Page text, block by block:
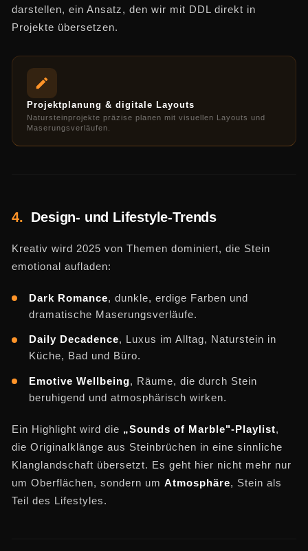
darstellen, ein Ansatz, den wir mit DDL direkt in
Projekte übersetzen.
Projektplanung & digitale Layouts
Natursteinprojekte präzise planen mit visuellen Layouts und
Maserungsverläufen.
4. Design- und Lifestyle-Trends
Kreativ wird 2025 von Themen dominiert, die Stein
emotional aufladen:
Dark Romance, dunkle, erdige Farben und
dramatische Maserungsverläufe.
Daily Decadence, Luxus im Alltag, Naturstein in
Küche, Bad und Büro.
Emotive Wellbeing, Räume, die durch Stein
beruhigend und atmosphärisch wirken.
Ein Highlight wird die „Sounds of Marble"-Playlist,
die Originalklänge aus Steinbrüchen in eine sinnliche
Klanglandschaft übersetzt. Es geht hier nicht mehr nur
um Oberflächen, sondern umAtmosphäre, Stein als
Teil des Lifestyles.